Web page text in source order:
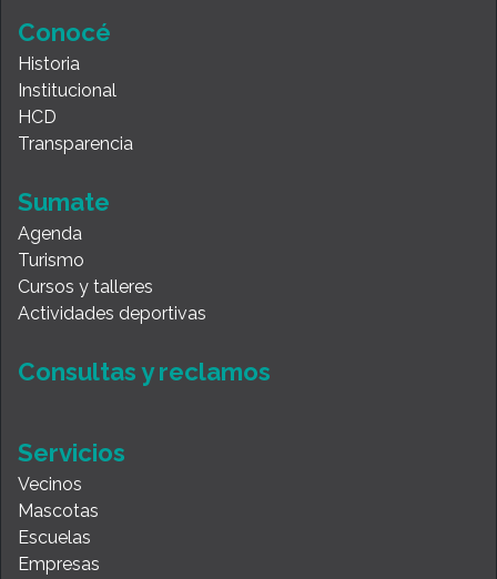
Conocé
Historia
Institucional
HCD
Transparencia
Sumate
Agenda
Turismo
Cursos y talleres
Actividades deportivas
Consultas y reclamos
Servicios
Vecinos
Mascotas
Escuelas
Empresas